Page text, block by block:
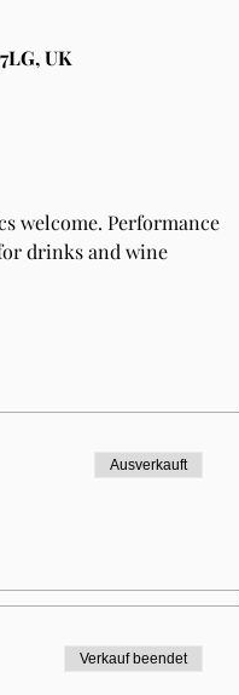
UK
welcome. Performance
drinks and wine
Ausverkauft
Verkauf beendet